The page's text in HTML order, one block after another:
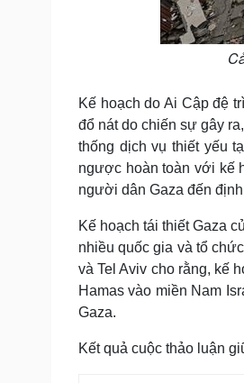
Kế hoạch do Ai Cập đệ
đổ nát do chiến sự gây
thống dịch vụ thiết yếu
ngược hoàn toàn với kế
người dân Gaza đến
Kế hoạch tái thiết Gaza
nhiều quốc gia và tổ
và Tel Aviv cho rằng, kế
Hamas vào miền Nam
Gaza.
Kết quả cuộc thảo luận